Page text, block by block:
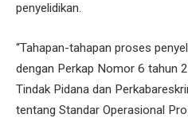
penyelidikan.
“Tahapan-tahapan proses
dengan Perkap Nomor 6 tahun
Tindak Pidana dan
tentang Standar Operasional